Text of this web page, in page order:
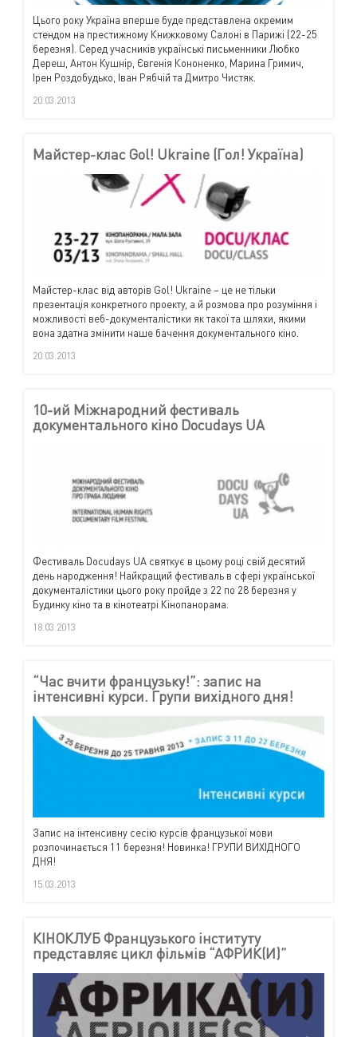
Цього року Україна вперше буде представлена окремим
стендом на престижному Книжковому Салоні в Парижі (22-25
березня). Серед учасників українські письменники Любко
Дереш, Антон Кушнір, Євгенія Кононенко, Марина Гримич,
Ірен Роздобудько, Іван Рябчій та Дмитро Чистяк.
20.03.2013
Майстер-клас Gol! Ukraine (Гол! Україна)
Майстер-клас від авторів Gol! Ukraine– це не тільки
презентація конкретного проекту, а й розмова про розуміння і
можливості веб-документалістики як такої та шляхи, якими
вона здатна змінити наше бачення документального кіно.
20.03.2013
10-ий Міжнародний фестиваль
документального кіно Docudays UA
Фестиваль Docudays UA святкує в цьому році свій десятий
день народження! Найкращий фестиваль в сфері української
документалістики цього року пройде з 22 по 28 березня у
Будинку кіно та в кінотеатрі Кінопанорама.
18.03.2013
“Час вчити французьку!”: запис на
інтенсивні курси. Групи вихідного дня!
Запис на інтенсивну сесію курсів французької мови
розпочинається 11 березня! Новинка! ГРУПИ ВИХІДНОГО
ДНЯ!
15.03.2013
КІНОКЛУБ Французького інституту
представляє цикл фільмів “АФРИК(И)”